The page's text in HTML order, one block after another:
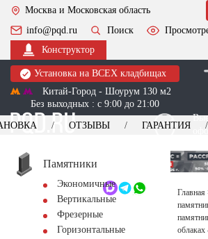
Москва и Московская область
info@pqd.ru
Поиск
Конструктор
Установка на ВСЕХ кладбищах
Китай-Город - Шоурум 130 м2
Без выходных : с 9:00 до 21:00
+7 (495) 518-44-23
Обратный звонок
ОТЗЫВЫ ГАРАНТИЯ
Памятники
Экономичные
Вертикальные
Фрезерные
Горизонтальные
Главная